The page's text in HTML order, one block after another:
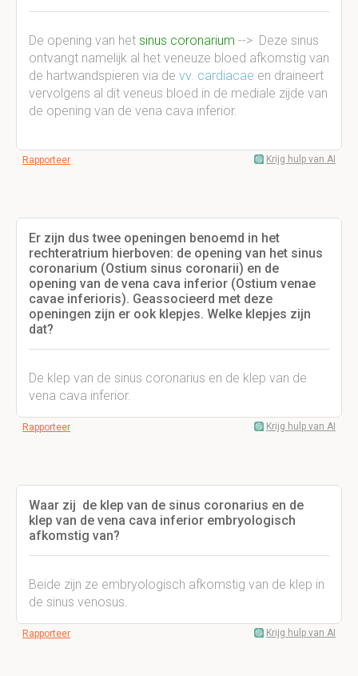
De opening van het sinus coronarium --> Deze sinus
ontvangt namelijk al het veneuze bloed afkomstig van
de hartwandspieren via de vv. cardiacae en draineert
vervolgens al dit veneus bloed in de mediale zijde van
de opening van de vena cava inferior.
Rapporteer Krijg hulp van AI
Er zijn dus twee openingen benoemd in het
rechteratrium hierboven: de opening van het sinus
coronarium (Ostium sinus coronarii) en de
opening van de vena cava inferior (Ostium venae
cavae inferioris). Geassocieerd met deze
openingen zijn er ook klepjes. Welke klepjes zijn
dat?
De klep van de sinus coronarius en de klep van de
vena cava inferior.
Rapporteer Krijg hulp van AI
Waar zij de klep van de sinus coronarius en de
klep van de vena cava inferior embryologisch
afkomstig van?
Beide zijn ze embryologisch afkomstig van de klep in
de sinus venosus.
Rapporteer Krijg hulp van AI